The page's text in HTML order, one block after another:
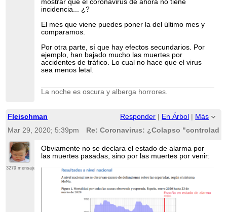
mostrar que el coronavirus de ahora no tiene
incidencia... ¿?
El mes que viene puedes poner la del último mes y
comparamos.
Por otra parte, sí que hay efectos secundarios. Por
ejemplo, han bajado mucho las muertes por
accidentes de tráfico. Lo cual no hace que el virus
sea menos letal.
La noche es oscura y alberga horrores.
Fleischman Responder | En Árbol | Más
Mar 29, 2020; 5:39pm
Re: Coronavirus: ¿Colapso
3279 mensajes
Obviamente no se declara el estado de alarma por
las muertes pasadas, sino por las muertes por venir: